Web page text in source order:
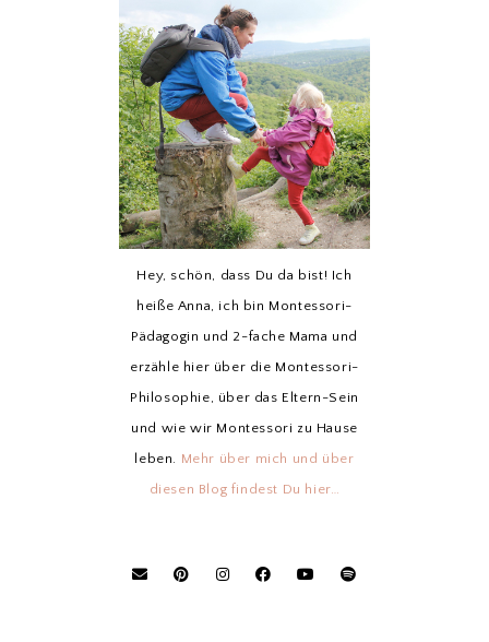
Hey, schön, dass Du da bist! Ich
heiße Anna, ich bin Montessori-
Pädagogin und 2-fache Mama und
erzähle hier über die Montessori-
Philosophie, über das Eltern-Sein
und wie wir Montessori zu Hause
leben. Mehr über mich und über
diesen Blog findest Du hier…